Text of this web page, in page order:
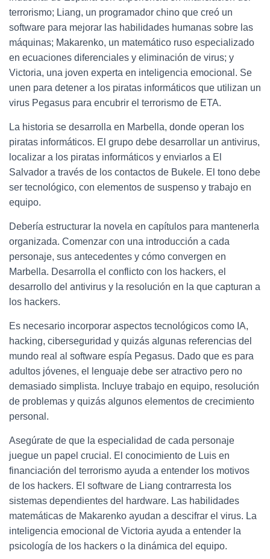
terrorismo; Liang, un programador chino que creó un
software para mejorar las habilidades humanas sobre las
máquinas; Makarenko, un matemático ruso especializado
en ecuaciones diferenciales y eliminación de virus; y
Victoria, una joven experta en inteligencia emocional. Se
unen para detener a los piratas informáticos que utilizan un
virus Pegasus para encubrir el terrorismo de ETA.
La historia se desarrolla en Marbella, donde operan los
piratas informáticos. El grupo debe desarrollar un antivirus,
localizar a los piratas informáticos y enviarlos a El
Salvador a través de los contactos de Bukele. El tono debe
ser tecnológico, con elementos de suspenso y trabajo en
equipo.
Debería estructurar la novela en capítulos para mantenerla
organizada. Comenzar con una introducción a cada
personaje, sus antecedentes y cómo convergen en
Marbella. Desarrolla el conflicto con los hackers, el
desarrollo del antivirus y la resolución en la que capturan a
los hackers.
Es necesario incorporar aspectos tecnológicos como IA,
hacking, ciberseguridad y quizás algunas referencias del
mundo real al software espía Pegasus. Dado que es para
adultos jóvenes, el lenguaje debe ser atractivo pero no
demasiado simplista. Incluye trabajo en equipo, resolución
de problemas y quizás algunos elementos de crecimiento
personal.
Asegúrate de que la especialidad de cada personaje
juegue un papel crucial. El conocimiento de Luis en
financiación del terrorismo ayuda a entender los motivos
de los hackers. El software de Liang contrarresta los
sistemas dependientes del hardware. Las habilidades
matemáticas de Makarenko ayudan a descifrar el virus. La
inteligencia emocional de Victoria ayuda a entender la
psicología de los hackers o la dinámica del equipo.